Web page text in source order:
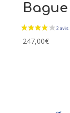
247,00€